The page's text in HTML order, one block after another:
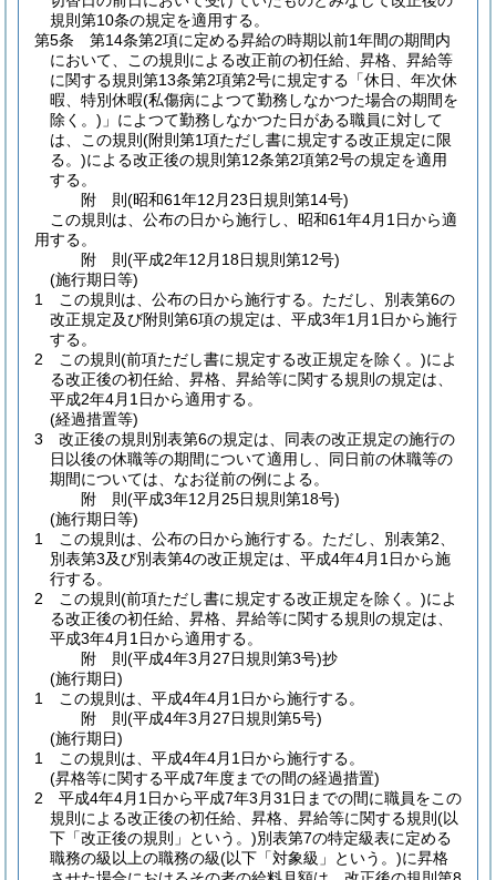
規則第10条の規定を適用する。
第5条
第14条第2項に定める昇給の時期以前1年間の期間内
において、この規則による改正前の初任給、昇格、昇給等
に関する規則第13条第2項第2号に規定する「休日、年次休
暇、特別休暇(私傷病によつて勤務しなかつた場合の期間を
除く。) 」によつて勤務しなかつた日がある職員に対して
は、この規則 (附則第1項ただし書に規定する改正規定に限
る。)による改正後の規則第12条第2項第2号の規定を適用
する。
附 則(昭和61年12月23日規則第14号)
この規則は、公布の日から施行し、昭和61年4月1日から適
用する。
附 則(平成2年12月18日規則第12号)
(施行期日等)
1
この規則は、公布の日から施行する。 ただし、別表第6の
改正規定及び附則第6項の規定は、平成3年1月1日から施行
する。
2
この規則 (前項ただし書に規定する改正規定を除く。)によ
る改正後の初任給、昇格、昇給等に関する規則の規定は、
平成2年4月1日から適用する。
(経過措置等)
3
改正後の規則別表第6の規定は、同表の改正規定の施行の
日以後の休職等の期間について適用し、同日前の休職等の
期間については、なお従前の例による。
附 則(平成3年12月25日規則第18号)
(施行期日等)
1
この規則は、公布の日から施行する。 ただし、別表第2、
別表第3及び別表第4の改正規定は、平成4年4月1日から施
行する。
2
この規則 (前項ただし書に規定する改正規定を除く。)によ
る改正後の初任給、昇格、昇給等に関する規則の規定は、
平成3年4月1日から適用する。
附 則(平成4年3月27日規則第3号)抄
(施行期日)
1
この規則は、平成4年4月1日から施行する。
附 則(平成4年3月27日規則第5号)
(施行期日)
1
この規則は、平成4年4月1日から施行する。
(昇格等に関する平成7年度までの間の経過措置)
2
平成4年4月1日から平成7年3月31日までの間に職員をこの
規則による改正後の初任給、昇格、昇給等に関する規則 (以
下「改正後の規則」という。)別表第7の特定級表に定める
職務の級以上の職務の級(以下「対象級」という。)に昇格